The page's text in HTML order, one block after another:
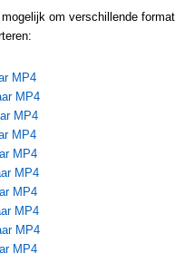
om verschillende
MP4
MP4
MP4
MP4
MP4
MP4
MP4
MP4
MP4
MP4